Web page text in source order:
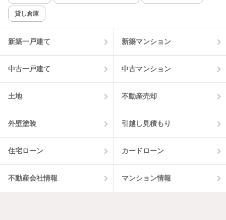
貸し倉庫
新築一戸建て 新築マンション
中古一戸建て 中古マンション
土地 不動産売却
外壁塗装 引越し見積もり
住宅ローン カードローン
不動産会社情報 マンション情報